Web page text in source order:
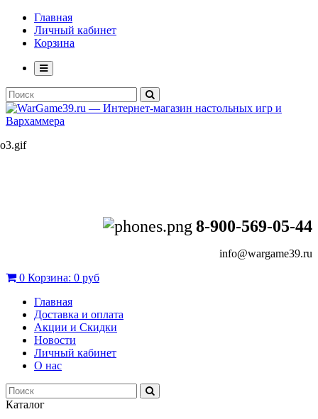
Главная
Личный кабинет
Корзина
8-900-569-05-44
info@wargame39.ru
0 Корзина: 0 руб
Главная
Доставка и оплата
Акции и Скидки
Новости
Личный кабинет
О нас
Каталог